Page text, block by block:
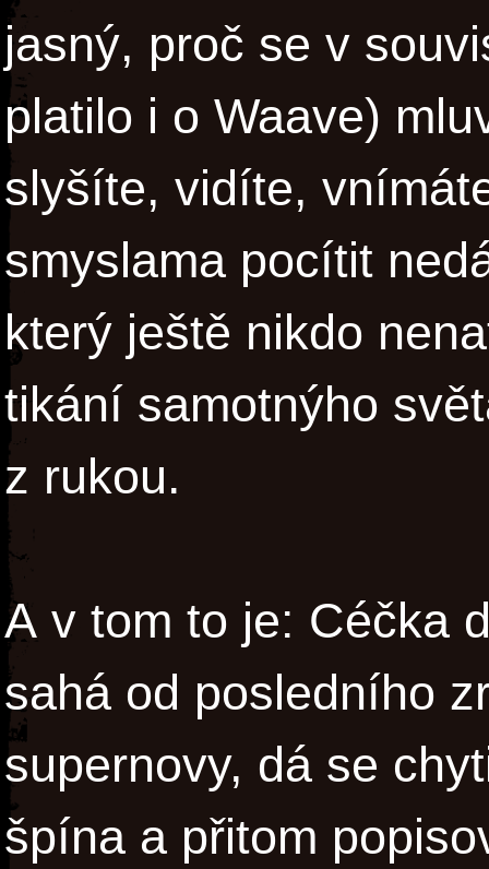
jasný, proč se v
platilo i o Waave)
slyšíte, vidíte,
smyslama pocítit
který ještě nikdo
tikání samotnýho
z rukou.
A v tom to je: Céčka
sahá od posledního
supernovy, dá se
špína a přitom